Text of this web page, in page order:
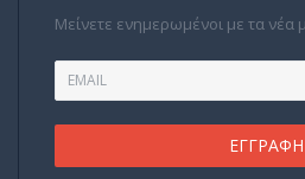
Μείνετε ενημερωμένοι με τα νέα